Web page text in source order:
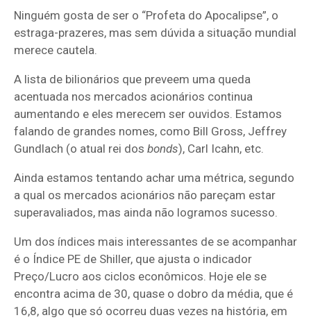
Ninguém gosta de ser o “Profeta do Apocalipse”, o
estraga-prazeres, mas sem dúvida a situação mundial
merece cautela.
A lista de bilionários que preveem uma queda
acentuada nos mercados acionários continua
aumentando e eles merecem ser ouvidos. Estamos
falando de grandes nomes, como Bill Gross, Jeffrey
Gundlach (o atual rei dos bonds), Carl Icahn, etc.
Ainda estamos tentando achar uma métrica, segundo
a qual os mercados acionários não pareçam estar
superavaliados, mas ainda não logramos sucesso.
Um dos índices mais interessantes de se acompanhar
é o Índice PE de Shiller, que ajusta o indicador
Preço/Lucro aos ciclos econômicos. Hoje ele se
encontra acima de 30, quase o dobro da média, que é
16,8, algo que só ocorreu duas vezes na história, em